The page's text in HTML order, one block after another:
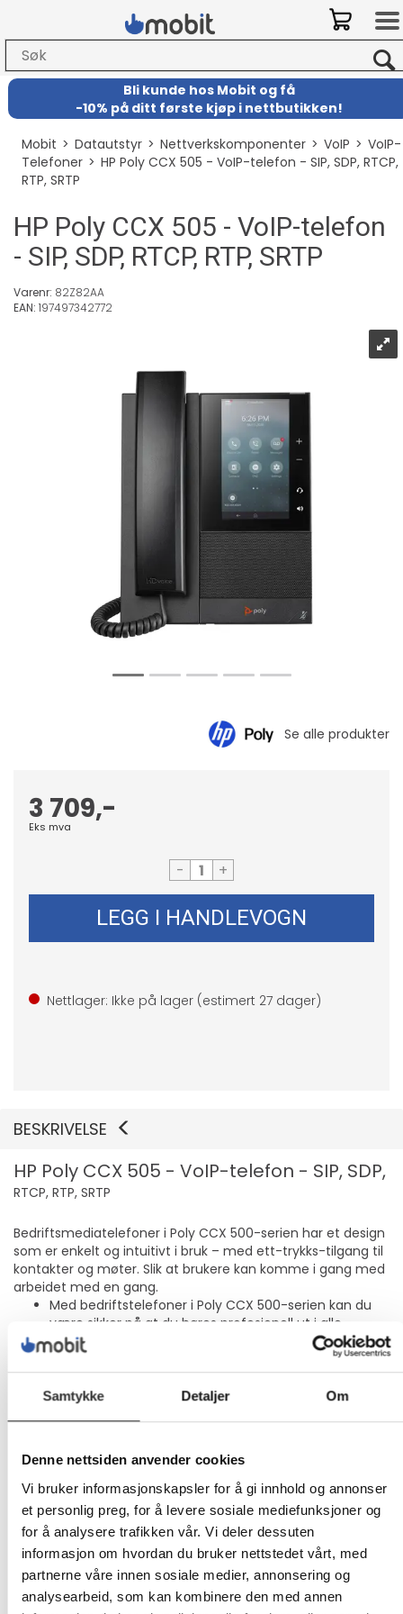
Samtykke Detaljer Om
Denne nettsiden anvender cookies
Vi bruker informasjonskapsler for å gi innhold og annonser
et personlig preg, for å levere sosiale mediefunksjoner og
for å analysere trafikken vår. Vi deler dessuten
informasjon om hvordan du bruker nettstedet vårt, med
partnerne våre innen sosiale medier, annonsering og
analysearbeid, som kan kombinere den med annen
Bli kunde hos Mobit og få
-10% på ditt første kjøp i nettbutikken!
Mobit>Datautstyr>Nettverkskomponenter>VoIP>VoIP-
Telefoner>HP Poly CCX 505 - VoIP-telefon - SIP, SDP, RTCP,
RTP, SRTP
HP Poly CCX 505 - VoIP-telefon
- SIP, SDP, RTCP, RTP, SRTP
Varenr: 82Z82AA
EAN: 197497342772
3 709,-
Eks mva
- +
LEGG I HANDLEVOGN
Nettlager: Ikke på lager (estimert 27 dager)
BESKRIVELSE
HP Poly CCX 505 - VoIP-telefon - SIP, SDP,
RTCP, RTP, SRTP
Bedriftsmediatelefoner i Poly CCX 500-serien har et design
som er enkelt og intuitivt i bruk – med ett-trykks-tilgang til
kontakter og møter. Slik at brukere kan komme i gang med
arbeidet med en gang.
Med bedriftstelefoner i Poly CCX 500-serien kan du
være sikker på at du høres profesjonell ut i alle
samtaler. Og med Polys velkjente lyd, samt Poly HD
Voice- og Acoustic Clarity-teknologiene, vet du at
stemmen din blir hørt og at du hører alt under
samtalene dine.
kontakter, møter og talemeldinger holder drivet oppe
og øker produktiviteten.
Lydklarhet
Klare og tydelige samtaler med Poly HD Voice- og Poly
Acoustic Clarity-teknologiene.
Anrop uten distraksjoner